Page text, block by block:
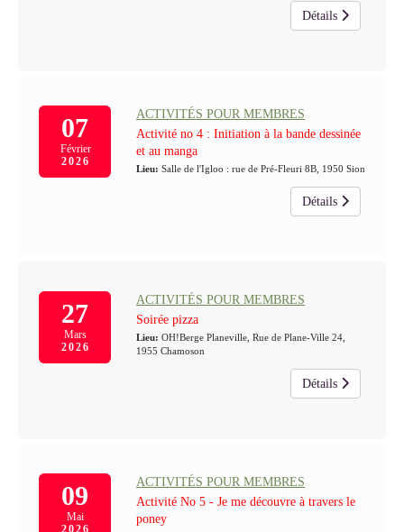
Détails
07
Février
2026
ACTIVITÉS POUR MEMBRES
Activité no 4 : Initiation à la bande dessinée
et au manga
Lieu: Salle de l'Igloo : rue de Pré-Fleuri 8B, 1950 Sion
Détails
27
Mars
2026
ACTIVITÉS POUR MEMBRES
Soirée pizza
Lieu: OH!Berge Planeville, Rue de Plane-Ville 24,
1955 Chamoson
Détails
09
Mai
2026
ACTIVITÉS POUR MEMBRES
Activité No 5 - Je me découvre à travers le
poney